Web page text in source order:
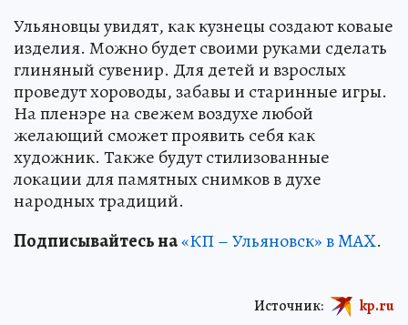
Ульяновцы увидят, как кузнецы создают коваые
изделия. Можно будет своими руками сделать
глиняный сувенир. Для детей и взрослых
проведут хороводы, забавы и старинные игры.
На пленэре на свежем воздухе любой
желающий сможет проявить себя как
художник. Также будут стилизованные
локации для памятных снимков в духе
народных традиций.
Подписывайтесь на«КП – Ульяновск» в MAX.
Источник: kp.ru